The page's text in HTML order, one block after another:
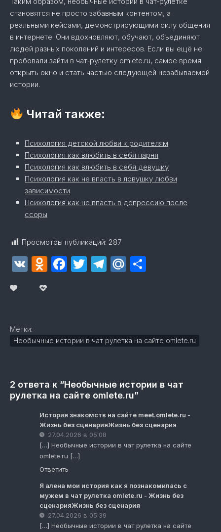
становятся не просто забавным контентом, а
реальными кейсами, демонстрирующими силу общения
в интернете. Они вдохновляют, обучают, объединяют
людей разных поколений и интересов. Если вы ещё не
пробовали зайти в чат‑рулетку omlete.ru, самое время
открыть окно и стать частью следующей незабываемой
истории.
Читай также:
Психология детской любви к родителям
Психология как влюбить в себя парня
Психология как влюбить в себя девушку
Психология как не впасть в ловушку любви
зависимости
Психология как не впасть в депрессию после
ссоры
Просмотры публикаций: 287
VK Odnoklassniki
Facebook
Twitter
Telegram
Mail.Ru
Метки:
Необычные истории в чат рулетка на сайте omlete.ru
2 ответа к “Необычные истории в чат
рулетка на сайте omlete.ru”
История знакомств на сайте meet.omlete.ru -
Жизнь без сценарияЖизнь без сценария
27.04.2026 в 05:08
[…] Необычные истории в чат рулетка на сайте
omlete.ru […]
Ответить
Я алена мои история как я познакомилась с
мужем в чат рулетка omlete.ru - Жизнь без
сценарияЖизнь без сценария
27.04.2026 в 05:39
[…] Необычные истории в чат рулетка на сайте